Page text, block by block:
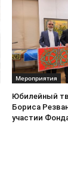
Мероприятия
Юбилейный
Бориса
участии